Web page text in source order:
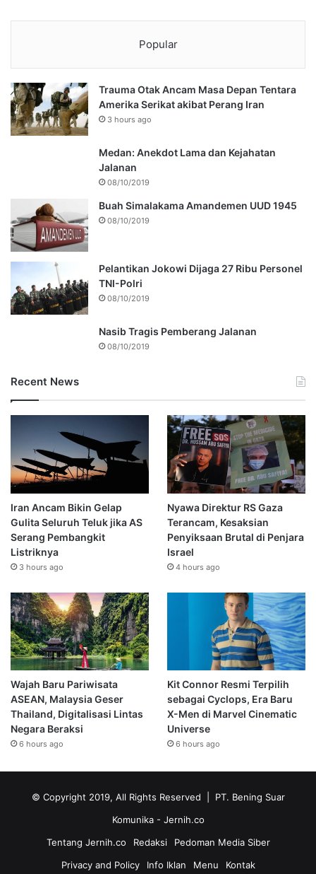
Popular
Trauma Otak Ancam Masa Depan Tentara
Amerika Serikat akibat Perang Iran
3 hours ago
Medan: Anekdot Lama dan Kejahatan
Jalanan
08/10/2019
Buah Simalakama Amandemen UUD 1945
08/10/2019
Pelantikan Jokowi Dijaga 27 Ribu Personel
TNI-Polri
08/10/2019
Nasib Tragis Pemberang Jalanan
08/10/2019
Recent News
Iran Ancam Bikin Gelap
Gulita Seluruh Teluk jika AS
Serang Pembangkit
Listriknya
3 hours ago
Nyawa Direktur RS Gaza
Terancam, Kesaksian
Penyiksaan Brutal di Penjara
Israel
4 hours ago
Wajah Baru Pariwisata
ASEAN, Malaysia Geser
Thailand, Digitalisasi Lintas
Negara Beraksi
6 hours ago
Kit Connor Resmi Terpilih
sebagai Cyclops, Era Baru
X-Men di Marvel Cinematic
Universe
6 hours ago
© Copyright 2019, All Rights Reserved | PT. Bening Suar
Komunika - Jernih.co
Tentang Jernih.co
Redaksi
Pedoman Media Siber
Privacy and Policy
Info Iklan Menu Kontak